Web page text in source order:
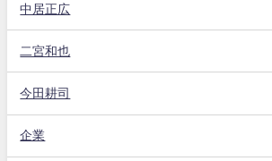
中居正広
二宮和也
今田耕司
企業